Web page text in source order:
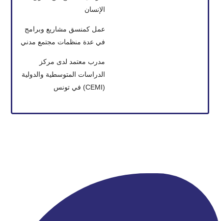
الإنسان
عمل كمنسق مشاريع وبرامج
في عدة منظمات مجتمع مدني
مدرب معتمد لدى مركز
الدراسات المتوسطية والدولية
(CEMI) في تونس